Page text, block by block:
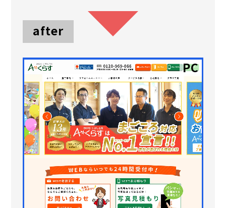
after